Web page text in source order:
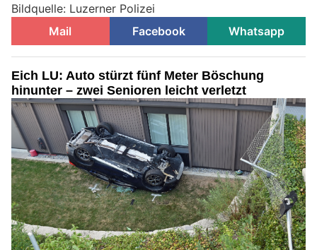
Bildquelle: Luzerner Polizei
Mail
Facebook Whatsapp
Eich LU: Auto stürzt fünf Meter Böschung
hinunter – zwei Senioren leicht verletzt